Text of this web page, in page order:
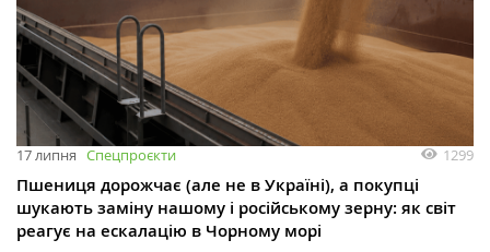
17 липня Спецпроєкти 1299
Пшениця дорожчає (але не в Україні), а покупці
шукають заміну нашому і російському зерну: як світ
реагує на ескалацію в Чорному морі